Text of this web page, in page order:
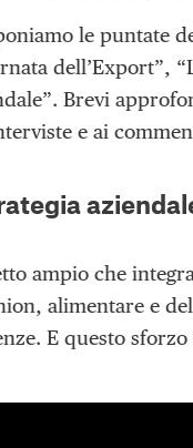
le puntate
dell’Export”,
Brevi
e ai
ampio che
alimentare e
E questo